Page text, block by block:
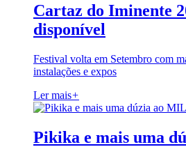
Cartaz do Iminente
disponível
Festival volta em Setembro com
instalações e expos
Ler mais+
Pikika e mais uma